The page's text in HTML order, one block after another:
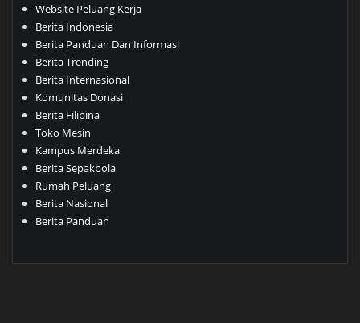
Website Peluang Kerja
Berita Indonesia
Berita Panduan Dan Informasi
Berita Trending
Berita Internasional
Komunitas Donasi
Berita Filipina
Toko Mesin
Kampus Merdeka
Berita Sepakbola
Rumah Peluang
Berita Nasional
Berita Panduan